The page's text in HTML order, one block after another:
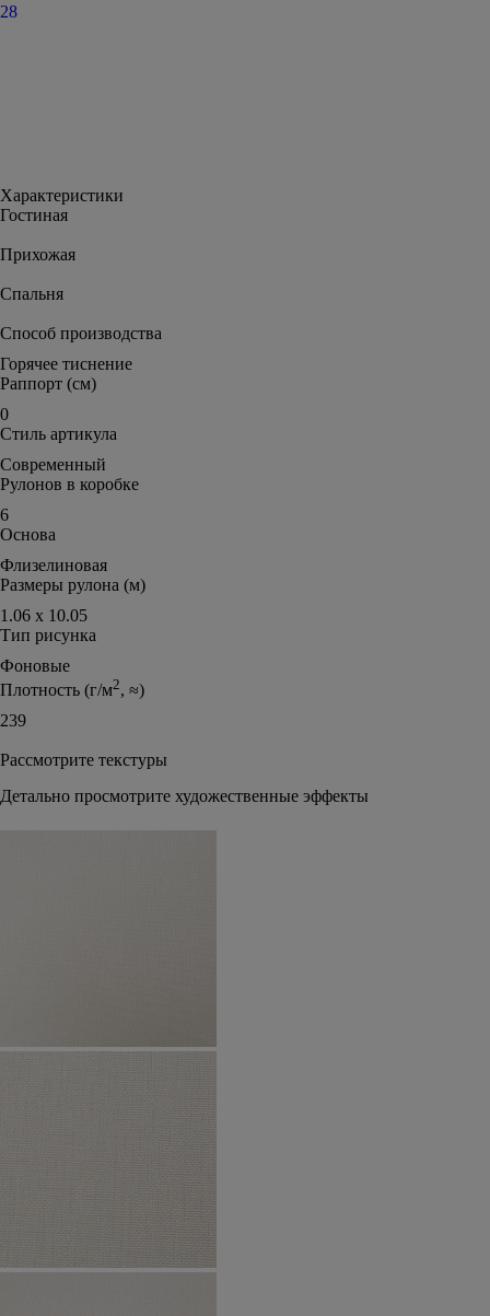
28
Характеристики
Гостиная
Прихожая
Спальня
Способ производства
Горячее тиснение
Раппорт (см)
0
Стиль артикула
Современный
Рулонов в коробке
6
Основа
Флизелиновая
Размеры рулона (м)
1.06 х 10.05
Тип рисунка
Фоновые
Плотность (г/м2, ≈)
239
Рассмотрите текстуры
Детально просмотрите художественные эффекты